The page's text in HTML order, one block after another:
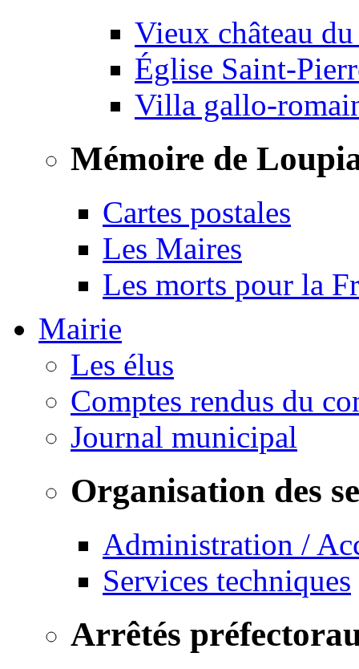
Vieux château
Église Saint-
Villa gallo-
Mémoire de
Cartes postales
Les Maires
Les morts pour la
Mairie
Les élus
Comptes rendus du
Journal municipal
Organisation des
Administration /
Services techniques
Arrêtés